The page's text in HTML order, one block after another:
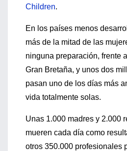
Children.
En los países menos
más de la mitad de las
ninguna preparación, frente
Gran Bretaña, y unos dos
pasan uno de los días más
vida totalmente solas.
Unas 1.000 madres y 2.000
mueren cada día como
otros 350.000 profesionales